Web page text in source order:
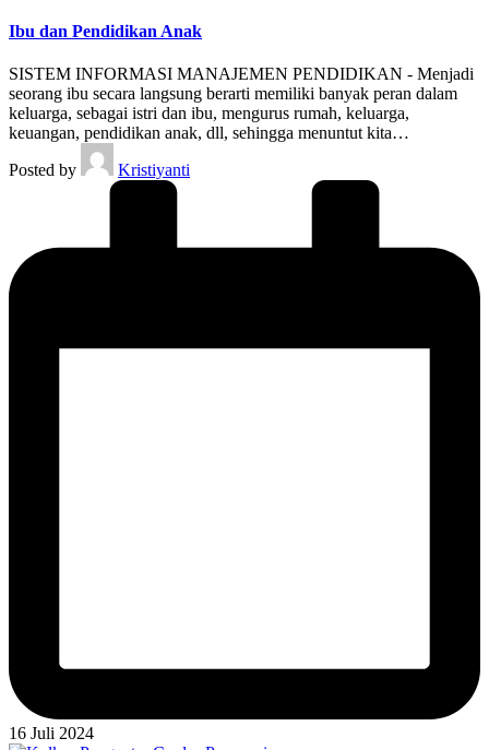
Ibu dan Pendidikan Anak
SISTEM INFORMASI MANAJEMEN PENDIDIKAN - Menjadi
seorang ibu secara langsung berarti memiliki banyak peran dalam
keluarga, sebagai istri dan ibu, mengurus rumah, keluarga,
keuangan, pendidikan anak, dll, sehingga menuntut kita…
Posted by
Kristiyanti
16 Juli 2024